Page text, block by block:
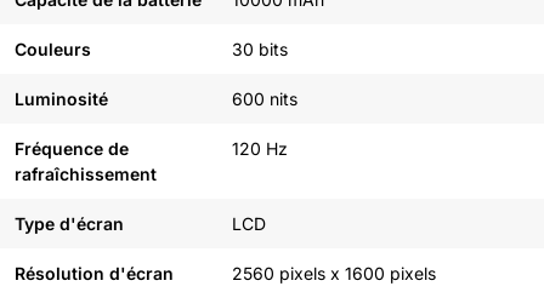
Couleurs 30 bits
Luminosité 600 nits
Fréquence de
rafraîchissement
120 Hz
Type d'écran LCD
Résolution d'écran 2560 pixels x 1600 pixels